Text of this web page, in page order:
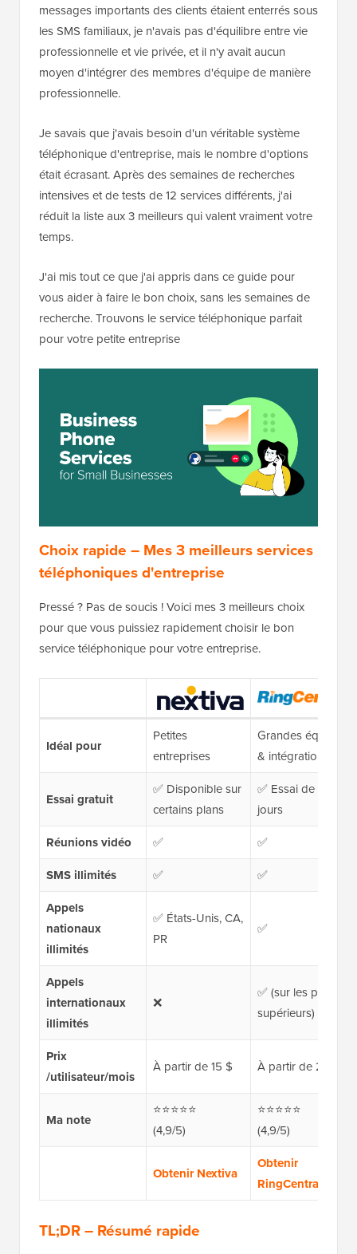
messages importants des clients étaient enterrés sous
les SMS familiaux, je n'avais pas d'équilibre entre vie
professionnelle et vie privée, et il n'y avait aucun
moyen d'intégrer des membres d'équipe de manière
professionnelle.
Je savais que j'avais besoin d'un véritable système
téléphonique d'entreprise, mais le nombre d'options
était écrasant. Après des semaines de recherches
intensives et de tests de 12 services différents, j'ai
réduit la liste aux 3 meilleurs qui valent vraiment votre
temps.
J'ai mis tout ce que j'ai appris dans ce guide pour
vous aider à faire le bon choix, sans les semaines de
recherche. Trouvons le service téléphonique parfait
pour votre petite entreprise
Choix rapide – Mes 3 meilleurs services
téléphoniques d'entreprise
Pressé ? Pas de soucis ! Voici mes 3 meilleurs choix
pour que vous puissiez rapidement choisir le bon
service téléphonique pour votre entreprise.
Idéal pour
Petites
entreprises
Grandes équipes
& intégrations
Essai gratuit
✅ Disponible sur
certains plans
✅ Essai de 14
jours
Réunions vidéo
✅
✅
SMS illimités
✅
✅
Appels
nationaux
illimités
✅ États-Unis, CA,
PR
✅
Appels
internationaux
illimités
❌
✅ (sur les plans
supérieurs)
Prix
/utilisateur/mois
À partir de 15 $ À partir de 20 $
Ma note
⭐⭐⭐⭐⭐
(4,9/5)
⭐⭐⭐⭐⭐
(4,9/5)
Obtenir Nextiva
Obtenir
RingCentral
TL;DR – Résumé rapide